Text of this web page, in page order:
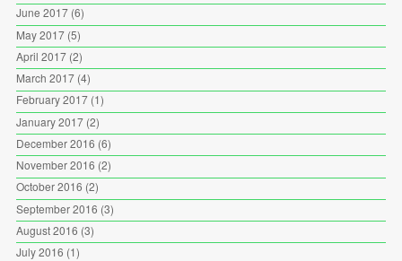
June 2017(6)
May 2017(5)
April 2017(2)
March 2017(4)
February 2017(1)
January 2017(2)
December 2016 (6)
November 2016 (2)
October 2016 (2)
September 2016 (3)
August 2016 (3)
July 2016 (1)